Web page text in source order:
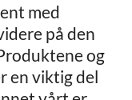
med
på den
og
en viktig del